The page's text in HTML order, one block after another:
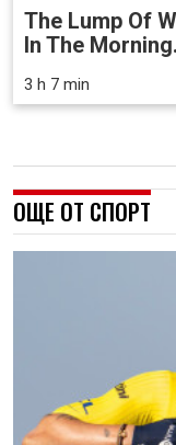
The Lump Of
In The
3 h 7 min
ОЩЕ ОТ СПОРТ